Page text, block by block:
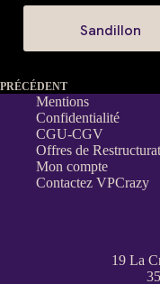
Sandillon
PRÉCÉDENT
Mentions
Confidentialité
CGU-CGV
Offres de
Mon compte
Contactez VPCrazy
19 La